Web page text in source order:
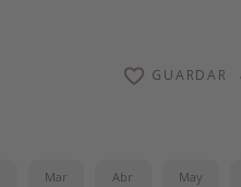
GUARDAR
Mar Abr May